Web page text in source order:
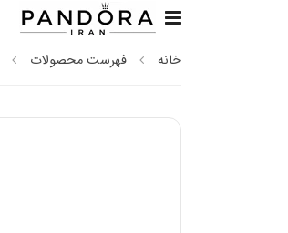
خانه فهرست محصولات